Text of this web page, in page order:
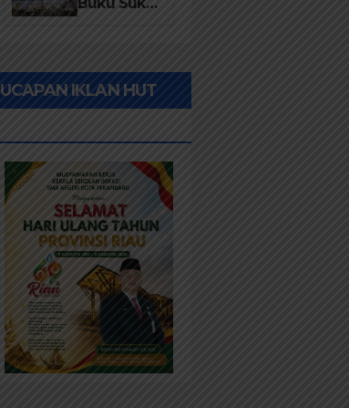
Buku Suku
Merawat
Identitas
Kepastian
Hukum
Masyarakat
Adat
UCAPAN IKLAN HUT